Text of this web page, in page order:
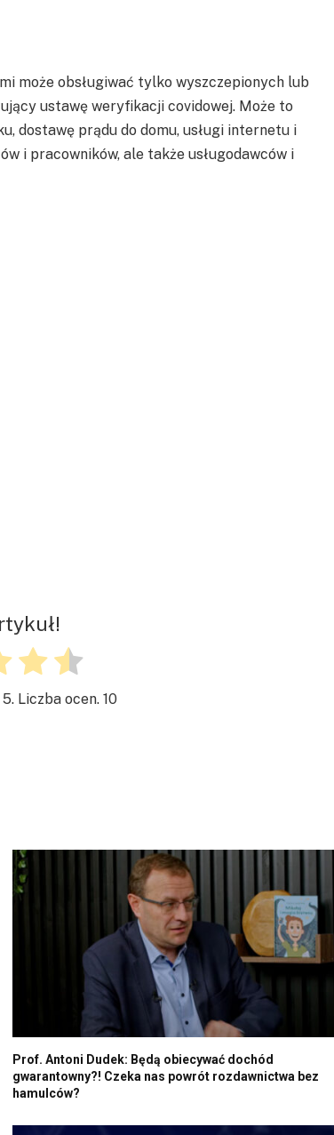
może obsługiwać tylko wyszczepionych lub
ustawę weryfikacji covidowej. Może to
dostawę prądu do domu, usługi internetu i
i pracowników, ale także usługodawców i
Liczba ocen. 10
Prof. Antoni Dudek: Będą obiecywać dochód
gwarantowny?! Czeka nas powrót rozdawnictwa bez
hamulców?